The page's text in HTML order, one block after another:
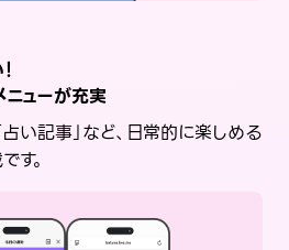
ューが充実
占い記事」など、日常的に楽しめる
す。